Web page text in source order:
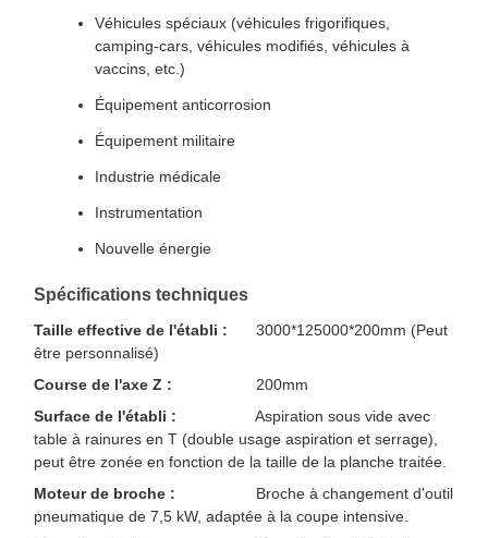
Véhicules spéciaux (véhicules frigorifiques,
camping-cars, véhicules modifiés, véhicules à
vaccins, etc.)
Équipement anticorrosion
Équipement militaire
Industrie médicale
Instrumentation
Nouvelle énergie
Spécifications techniques
Taille effective de l'établi :
3000*125000*200mm (Peut
être personnalisé)
Course de l'axe Z :
200mm
Surface de l'établi :
Aspiration sous vide avec
table à rainures en T (double usage aspiration et serrage),
peut être zonée en fonction de la taille de la planche traitée.
Moteur de broche :
Broche à changement d'outil
pneumatique de 7,5 kW, adaptée à la coupe intensive.